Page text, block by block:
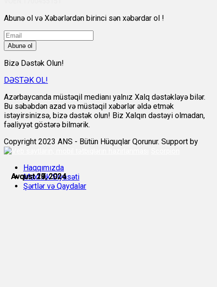
Avqust 19, 2024
Avqust 19, 2024
Avqust 20, 2024
Avqust 21, 2024
Avqust 23, 2024
Avqust 27, 2024
Abunə ol və Xəbərlərdən birinci sən xəbərdar ol !
Abunə ol
Bizə Dəstək Olun!
DƏSTƏK OL!
Azərbaycanda müstəqil medianı yalnız Xalq dəstəkləyə bilər.
Bu səbəbdən azad və müstəqil xəbərlər əldə etmək
istəyirsinizsə, bizə dəstək olun! Biz Xalqın dəstəyi olmadan,
fəaliyyət göstərə bilmərik.
Copyright 2023 ANS - Bütün Hüquqlar Qorunur. Support by
Haqqımızda
Məxfilik Siyasəti
Şərtlər və Qaydalar